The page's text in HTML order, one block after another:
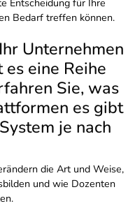
Entscheidung für Ihre
Bedarf treffen können.
Unternehmen
eine Reihe
Sie, was
es gibt
je nach
die Art und Weise,
und wie Dozenten